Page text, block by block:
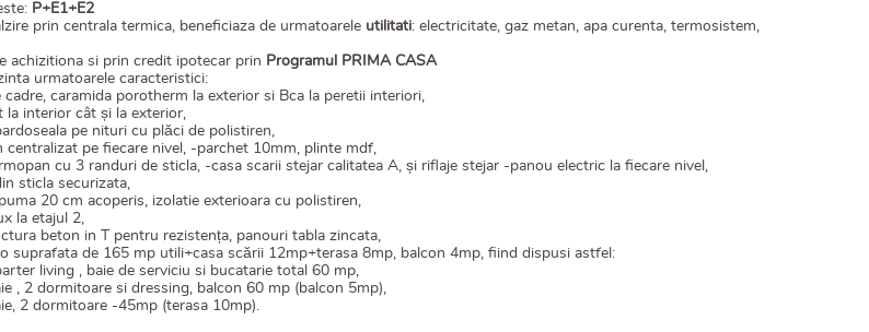
P+E1+E2
prin centrala termica, beneficiaza de urmatoarele utilitati: electricitate, gaz metan, apa curenta, termosistem,
achizitiona si prin credit ipotecar prin Programul PRIMA CASA
urmatoarele caracteristici:
caramida porotherm la exterior si Bca la peretii interiori,
la interior cât și la exterior,
pe nituri cu plăci de polistiren,
centralizat pe fiecare nivel, -parchet 10mm, plinte mdf,
cu 3 randuri de sticla, -casa scarii stejar calitatea A, și riflaje stejar -panou electric la fiecare nivel,
sticla securizata,
20 cm acoperis, izolatie exterioara cu polistiren,
la etajul 2,
beton in T pentru rezistența, panouri tabla zincata,
suprafata de 165 mp utili+casa scării 12mp+terasa 8mp, balcon 4mp, fiind dispusi astfel:
living , baie de serviciu si bucatarie total 60 mp,
, 2 dormitoare si dressing, balcon 60 mp (balcon 5mp),
2 dormitoare -45mp (terasa 10mp).